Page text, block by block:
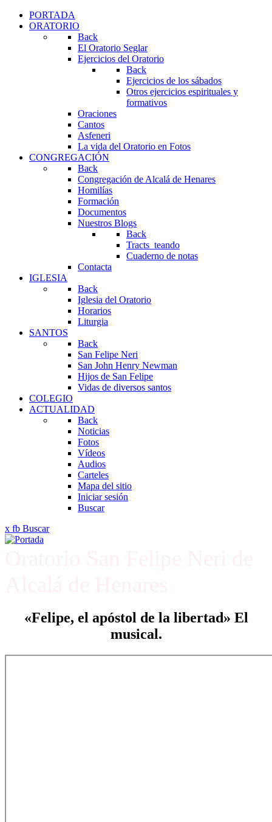
PORTADA
ORATORIO
Back
El Oratorio Seglar
Ejercicios del Oratorio
Back
Ejercicios de los sábados
Otros ejercicios espirituales y
formativos
Oraciones
Cantos
Asfeneri
La vida del Oratorio en Fotos
CONGREGACIÓN
Back
Congregación de Alcalá de Henares
Homilías
Formación
Documentos
Nuestros Blogs
Back
Tracts_teando
Cuaderno de notas
Contacta
IGLESIA
Back
Iglesia del Oratorio
Horarios
Liturgia
SANTOS
Back
San Felipe Neri
San John Henry Newman
Hijos de San Felipe
Vidas de diversos santos
COLEGIO
ACTUALIDAD
Back
Noticias
Fotos
Vídeos
Audios
Carteles
Mapa del sitio
Iniciar sesión
Buscar
x fb Buscar
«Felipe, el apóstol de la libertad» El
musical.